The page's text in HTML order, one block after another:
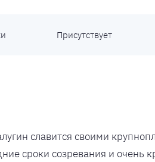
Присутствует
славится своими
сроки созревания и очень